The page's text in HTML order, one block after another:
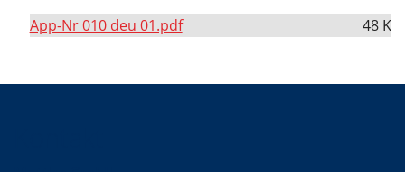
App-Nr 010 deu 01.pdf 48 K